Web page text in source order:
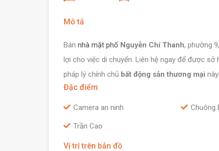
Mô tả
Bán nhà mặt phố Nguyễn Chí Thanh, phường
lợi cho việc di chuyển. Liên hệ ngay để được sở
pháp lý chính chủ bất động sản thương mại này.
Đặc điểm
Camera an ninh Chuông
Trần Cao
Vị trí trên bản đồ